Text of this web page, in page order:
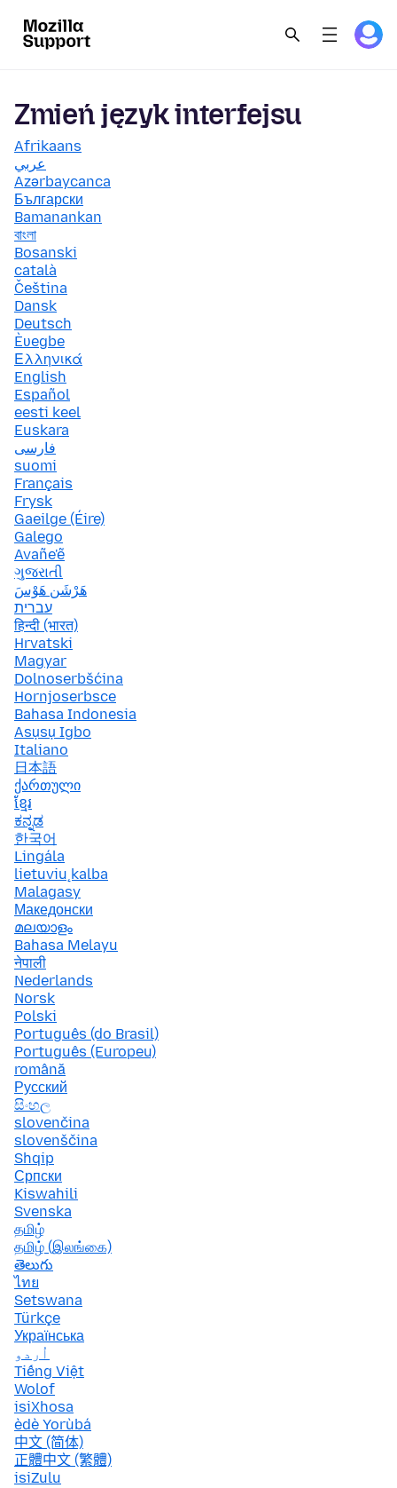
Zmień język interfejsu
Afrikaans
عربي
Azərbaycanca
Български
Bamanankan
বাংলা
Bosanski
català
Čeština
Dansk
Deutsch
Èʋegbe
Ελληνικά
English
Español
eesti keel
Euskara
فارسی
suomi
Français
Frysk
Gaeilge (Éire)
Galego
Avañe'ẽ
ગુજરાતી
هَرْشَن هَوْسَ
עברית
हिन्दी (भारत)
Hrvatski
Magyar
Dolnoserbšćina
Hornjoserbsce
Bahasa Indonesia
Asụsụ Igbo
Italiano
日本語
ქართული
ខ្មែរ
ಕನ್ನಡ
한국어
Lingála
lietuvių kalba
Malagasy
Македонски
മലയാളം
Bahasa Melayu
नेपाली
Nederlands
Norsk
Polski
Português (do Brasil)
Português (Europeu)
română
Русский
සිංහල
slovenčina
slovenščina
Shqip
Српски
Kiswahili
Svenska
தமிழ்
தமிழ் (இலங்கை)
తెలుగు
ไทย
Setswana
Türkçe
Українська
اُردو
Tiếng Việt
Wolof
isiXhosa
èdè Yorùbá
中文 (简体)
正體中文 (繁體)
isiZulu